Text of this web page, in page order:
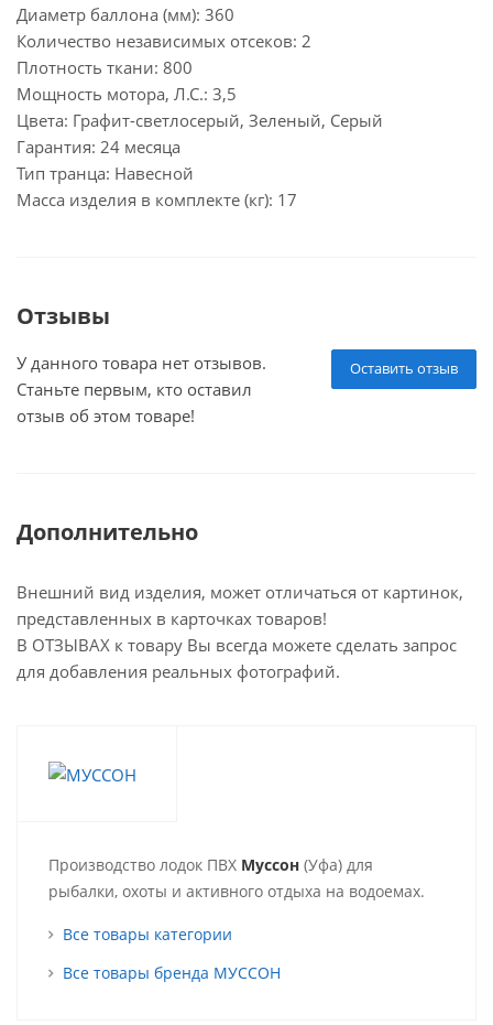
Диаметр баллона (мм): 360
Количество независимых отсеков: 2
Плотность ткани: 800
Мощность мотора, Л.С.: 3,5
Цвета: Графит-светлосерый, Зеленый, Серый
Гарантия: 24 месяца
Тип транца: Навесной
Масса изделия в комплекте (кг): 17
Отзывы
Оставить отзыв
У данного товара нет отзывов.
Станьте первым, кто оставил
отзыв об этом товаре!
Дополнительно
Внешний вид изделия, может отличаться от картинок,
представленных в карточках товаров!
В ОТЗЫВАХ к товару Вы всегда можете сделать запрос
для добавления реальных фотографий.
Производство лодок ПВХ Муссон (Уфа) для
рыбалки, охоты и активного отдыха на водоемах.
Все товары категории
Все товары бренда МУССОН